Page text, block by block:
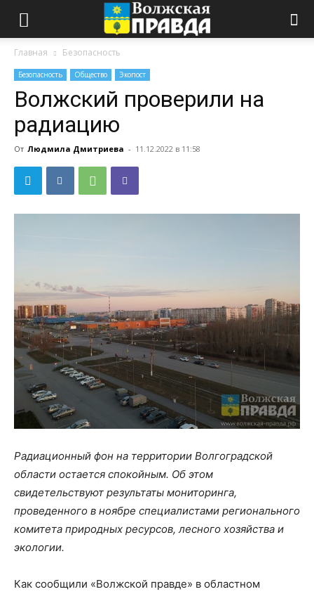
Главная Безопасность
Безопасность Общество Экопост
Волжский проверили на
радиацию
От Людмила Дмитриева - 11.12.2022 в 11:58
Радиационный фон на территории Волгоградской
области остается спокойным. Об этом
свидетельствуют результаты мониторинга,
проведенного в ноябре специалистами регионального
комитета природных ресурсов, лесного хозяйства и
экологии.
Как сообщили «Волжской правде» в областном